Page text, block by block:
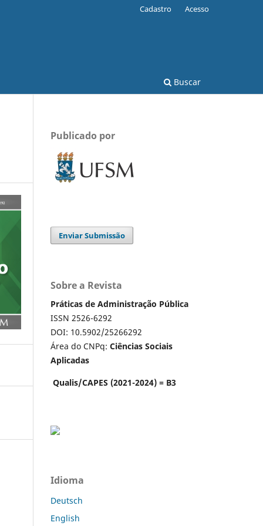
Buscar
Cadastro Acesso
Publicado por
Enviar Submissão
Sobre a Revista
Práticas de Administração Pública
ISSN 2526-6292
DOI: 10.5902/25266292
Área do CNPq: Ciências Sociais
Aplicadas
Qualis/CAPES (2021-2024) = B3
Idioma
Deutsch
English